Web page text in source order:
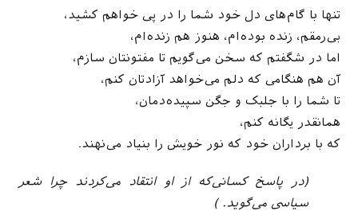
تنها با گام‌های دل خود شما را در پی خواهم کشید،
بی‌رمقم، زنده بوده‌ام، هنوز هم زنده‌ام،
اما در شگفتم که سخن می‌گویم تا مفتونتان سازم،
آن هم هنگامی که دلم می‌خواهد آزادتان کنم،
تا شما را با جلبک و جگن سپیده‌دمان،
همانقدر یگانه کنم،
که با برداران خود که نور خویش را بنیاد می‌نهند.
(در پاسخ کسانی‌که از او انتقاد می‌کردند چرا شعر
سیاسی می‌گوید. )